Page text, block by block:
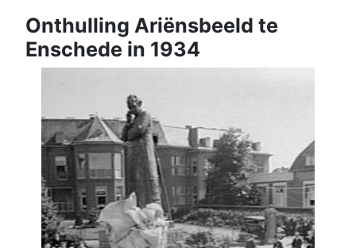
Onthulling Ariënsbeeld te
Enschede in 1934